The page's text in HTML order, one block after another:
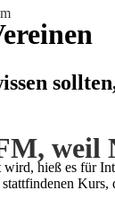
hieß es für
Kurs,